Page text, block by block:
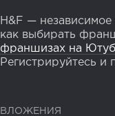
H&F —
как выбирать
франшизах на
Регистрируйтесь и
ВЛОЖЕНИЯ